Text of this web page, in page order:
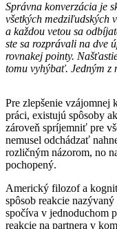
Správna konverzácia je
všetkých medziľudských
a každou vetou sa
ste sa rozprávali na dve
rovnakej pointy.
tomu vyhýbať. Jedným z
Pre zlepšenie vzájomnej
práci, existujú spôsoby
zároveň spríjemniť pre
nemusel odchádzať
rozličným názorom, no
pochopený.
Americký filozof a
spôsob reakcie nazývaný
spočíva v jednoduchom
reakcie na partnera v